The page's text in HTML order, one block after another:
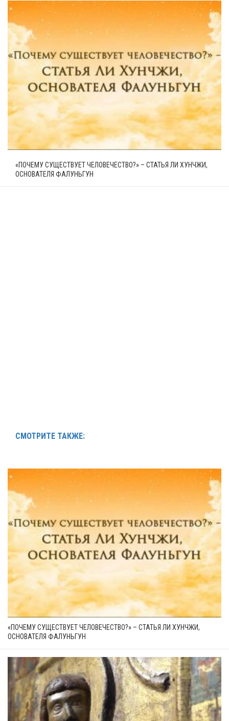
«ПОЧЕМУ СУЩЕСТВУЕТ ЧЕЛОВЕЧЕСТВО?» – СТАТЬЯ ЛИ ХУНЧЖИ,
ОСНОВАТЕЛЯ ФАЛУНЬГУН
СМОТРИТЕ ТАКЖЕ:
«ПОЧЕМУ СУЩЕСТВУЕТ ЧЕЛОВЕЧЕСТВО?» – СТАТЬЯ ЛИ ХУНЧЖИ,
ОСНОВАТЕЛЯ ФАЛУНЬГУН